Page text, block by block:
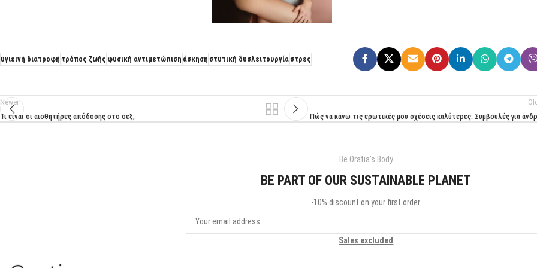
υγιεινή διατροφή τρόπος ζωής φυσική αντιμετώπιση άσκηση στυτική δυσλειτουργίαστρες
Newer
Τι είναι οι αισθητήρες απόδοσης στο σεξ;
Πώς να κάνω τις ερωτικές μου σχέσεις καλύτερες: Συμβουλές για
Be Oratia's Body
BE PART OF OUR SUSTAINABLE PLANET
-10% discount on your first order.
Sales excluded